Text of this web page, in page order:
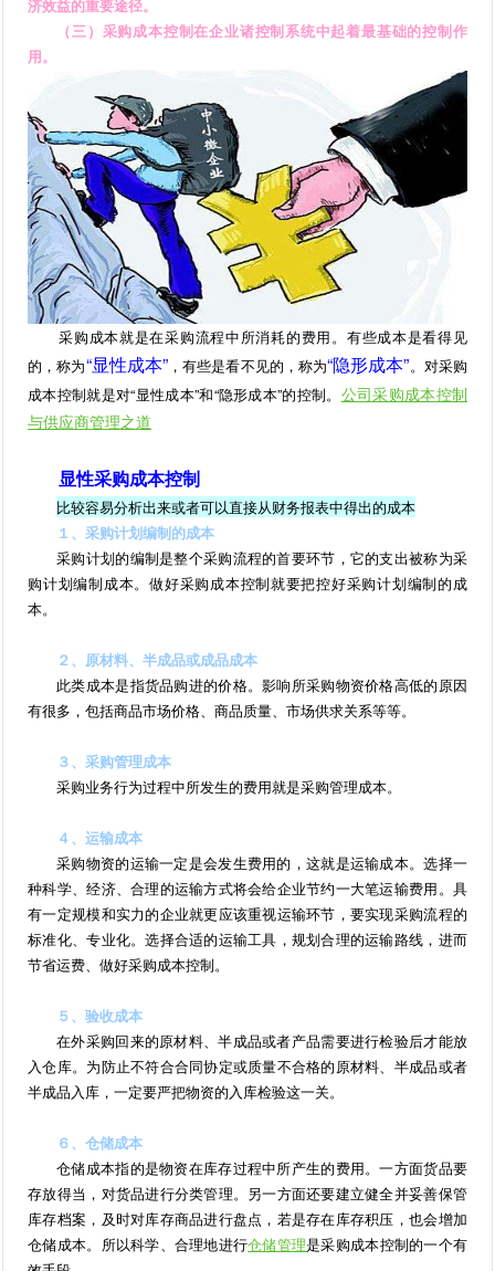
济效益的重要途径。
（三）采购成本控制在企业诸控制系统中起着最基础的控制作
用。
采购成本就是在采购流程中所消耗的费用。有些成本是看得见
的，称为“显性成本”，有些是看不见的，称为“隐形成本”。对采购
成本控制就是对“显性成本”和“隐形成本”的控制。 公司采购成本控制
与供应商管理之道
显性采购成本控制
比较容易分析出来或者可以直接从财务报表中得出的成本
１、采购计划编制的成本
采购计划的编制是整个采购流程的首要环节，它的支出被称为采
购计划编制成本。做好采购成本控制就要把控好采购计划编制的成
本。
２、原材料、半成品或成品成本
此类成本是指货品购进的价格。影响所采购物资价格高低的原因
有很多，包括商品市场价格、商品质量、市场供求关系等等。
３、采购管理成本
采购业务行为过程中所发生的费用就是采购管理成本。
４、运输成本
采购物资的运输一定是会发生费用的，这就是运输成本。选择一
种科学、经济、合理的运输方式将会给企业节约一大笔运输费用。具
有一定规模和实力的企业就更应该重视运输环节，要实现采购流程的
标准化、专业化。选择合适的运输工具，规划合理的运输路线，进而
节省运费、做好采购成本控制。
５、验收成本
在外采购回来的原材料、半成品或者产品需要进行检验后才能放
入仓库。为防止不符合合同协定或质量不合格的原材料、半成品或者
半成品入库，一定要严把物资的入库检验这一关。
６、仓储成本
仓储成本指的是物资在库存过程中所产生的费用。一方面货品要
存放得当，对货品进行分类管理。另一方面还要建立健全并妥善保管
库存档案，及时对库存商品进行盘点，若是存在库存积压，也会增加
仓储成本。所以科学、合理地进行仓储管理是采购成本控制的一个有